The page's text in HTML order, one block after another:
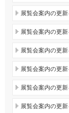
展覧会案内の更新
展覧会案内の更新
展覧会案内の更新
展覧会案内の更新
展覧会案内の更新
展覧会案内の更新